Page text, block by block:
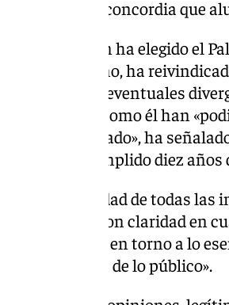
el espíritu de concordia que
en esta ocasión ha elegido el
del año, ha
encima de las eventuales
Reina Letizia como él han
década de reinado», ha
se han cumplido diez
responsabilidad de todas
reflejando con claridad en
«El consenso en torno a lo
la esfera de lo público».